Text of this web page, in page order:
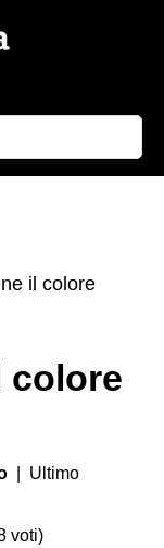
il colore
colore
| Ultimo
voti)